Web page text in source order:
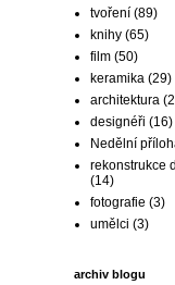
tvoření (89)
knihy (65)
film (50)
keramika (29)
architektura
designéři (16)
Nedělní
rekonstrukce
(14)
fotografie (3)
umělci (3)
archiv blogu